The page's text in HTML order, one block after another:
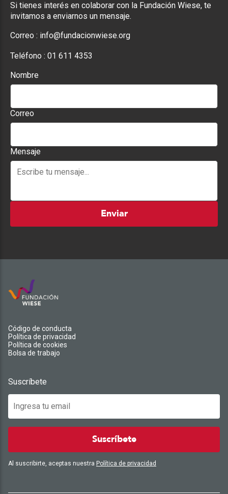
Si tienes interés en colaborar con la Fundación Wiese, te
invitamos a enviarnos un mensaje.
Correo : info@fundacionwiese.org
Teléfono : 01 611 4353
Nombre
Correo
Mensaje
Enviar
Código de conducta
Política de privacidad
Política de cookies
Bolsa de trabajo
Suscríbete
Suscríbete
Al suscribirte, aceptas nuestra Política de privacidad